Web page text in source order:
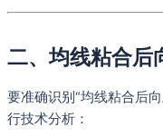
二、均线粘合后
要准确识别“均线粘合后
行技术分析：